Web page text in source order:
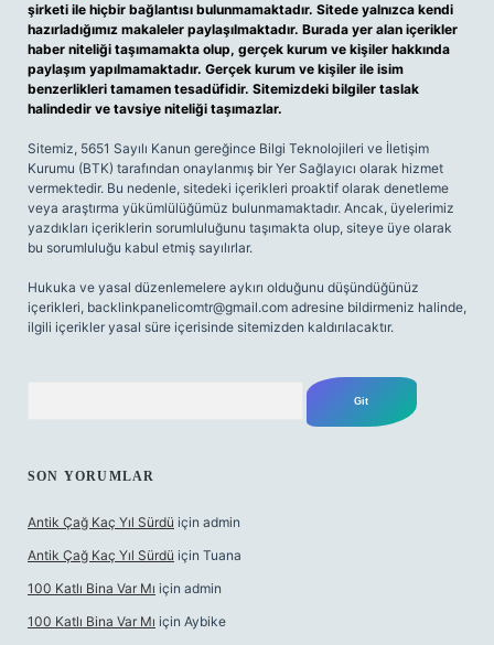
şirketi ile hiçbir bağlantısı bulunmamaktadır. Sitede yalnızca kendi
hazırladığımız makaleler paylaşılmaktadır. Burada yer alan içerikler
haber niteliği taşımamakta olup, gerçek kurum ve kişiler hakkında
paylaşım yapılmamaktadır. Gerçek kurum ve kişiler ile isim
benzerlikleri tamamen tesadüfidir. Sitemizdeki bilgiler taslak
halindedir ve tavsiye niteliği taşımazlar.
Sitemiz, 5651 Sayılı Kanun gereğince Bilgi Teknolojileri ve İletişim
Kurumu (BTK) tarafından onaylanmış bir Yer Sağlayıcı olarak hizmet
vermektedir. Bu nedenle, sitedeki içerikleri proaktif olarak denetleme
veya araştırma yükümlülüğümüz bulunmamaktadır. Ancak, üyelerimiz
yazdıkları içeriklerin sorumluluğunu taşımakta olup, siteye üye olarak
bu sorumluluğu kabul etmiş sayılırlar.
Hukuka ve yasal düzenlemelere aykırı olduğunu düşündüğünüz
içerikleri, backlinkpanelicomtr@gmail.com adresine bildirmeniz halinde,
ilgili içerikler yasal süre içerisinde sitemizden kaldırılacaktır.
SON YORUMLAR
Antik Çağ Kaç Yıl Sürdü için admin
Antik Çağ Kaç Yıl Sürdü için Tuana
100 Katlı Bina Var Mı için admin
100 Katlı Bina Var Mı için Aybike